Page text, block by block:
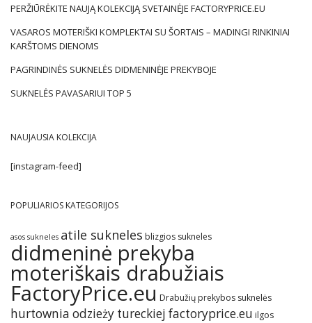
PERŽIŪRĖKITE NAUJĄ KOLEKCIJĄ SVETAINĖJE FACTORYPRICE.EU
VASAROS MOTERIŠKI KOMPLEKTAI SU ŠORTAIS – MADINGI RINKINIAI
KARŠTOMS DIENOMS
PAGRINDINĖS SUKNELĖS DIDMENINĖJE PREKYBOJE
SUKNELĖS PAVASARIUI TOP 5
NAUJAUSIA KOLEKCIJA
[instagram-feed]
POPULIARIOS KATEGORIJOS
asos sukneles atile sukneles blizgios sukneles
didmeninė prekyba
moteriškais drabužiais
FactoryPrice.eu Drabužių prekybos suknelės
hurtownia odzieży tureckiej factoryprice.eu ilgos